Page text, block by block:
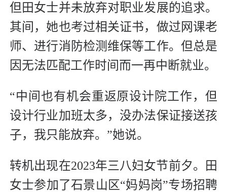
但田女士并未放弃对职业发展的追求。
其间，她也考过相关证书，做过网课老
师、进行消防检测维保等工作。但总是
因无法匹配工作时间而一再中断就业。
“中间也有机会重返原设计院工作，但
设计行业加班太多，没办法保证接送孩
子，我只能放弃。”她说。
转机出现在2023年三八妇女节前夕。田
女士参加了石景山区“妈妈岗”专场招聘